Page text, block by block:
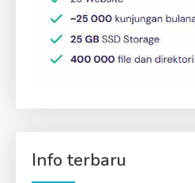
Info terbaru